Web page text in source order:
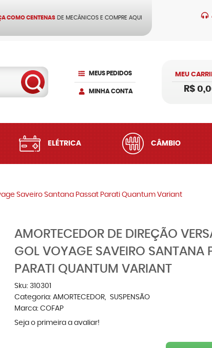
COMO CENTENAS DE MECÂNICOS E COMPRE AQUI
MEUS PEDIDOS
MINHA CONTA
MEU
R$
ELÉTRICA CÂMBIO
Saveiro Santana Passat Parati Quantum Variant
AMORTECEDOR DE DIREÇÃO
GOL VOYAGE SAVEIRO SANTANA
PARATI QUANTUM VARIANT
Sku: 310301
Categoria: AMORTECEDOR
SUSPENSÃO
Marca: COFAP
Seja o primeira a avaliar!